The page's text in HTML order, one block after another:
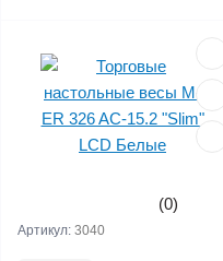
(0)
Артикул: 3040